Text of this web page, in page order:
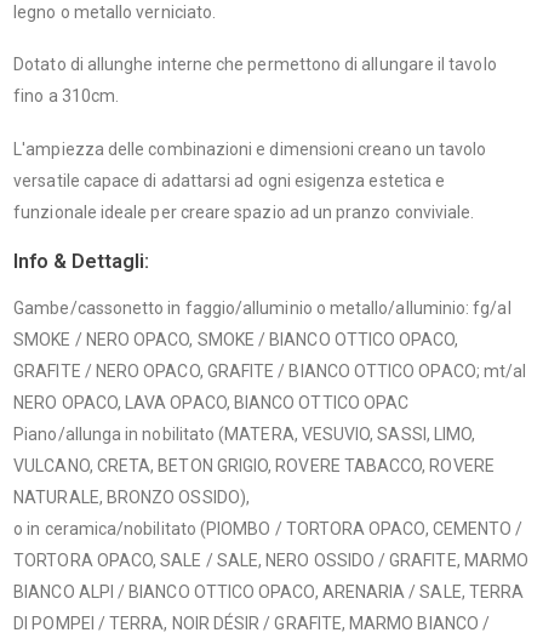
legno o metallo verniciato.
Dotato di allunghe interne che permettono di allungare il tavolo
fino a 310cm.
L'ampiezza delle combinazioni e dimensioni creano un tavolo
versatile capace di adattarsi ad ogni esigenza estetica e
funzionale ideale per creare spazio ad un pranzo conviviale.
Info & Dettagli:
Gambe/cassonetto in faggio/alluminio o metallo/alluminio: fg/al
SMOKE / NERO OPACO, SMOKE / BIANCO OTTICO OPACO,
GRAFITE / NERO OPACO, GRAFITE / BIANCO OTTICO OPACO; mt/al
NERO OPACO, LAVA OPACO, BIANCO OTTICO OPAC
Piano/allunga in nobilitato (MATERA, VESUVIO, SASSI, LIMO,
VULCANO, CRETA, BETON GRIGIO, ROVERE TABACCO, ROVERE
NATURALE, BRONZO OSSIDO),
o in ceramica/nobilitato (PIOMBO / TORTORA OPACO, CEMENTO /
TORTORA OPACO, SALE / SALE, NERO OSSIDO / GRAFITE, MARMO
BIANCO ALPI / BIANCO OTTICO OPACO, ARENARIA / SALE, TERRA
DI POMPEI / TERRA, NOIR DÉSIR / GRAFITE, MARMO BIANCO /